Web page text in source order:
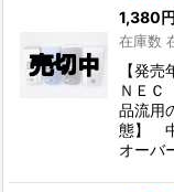
1,380円
在庫数
【発
ＮＥＣ
品流用
態】
オーバ